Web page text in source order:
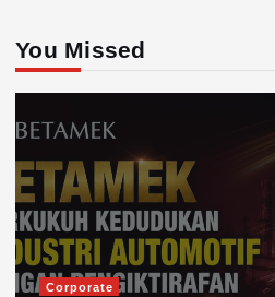
You Missed
Corporate